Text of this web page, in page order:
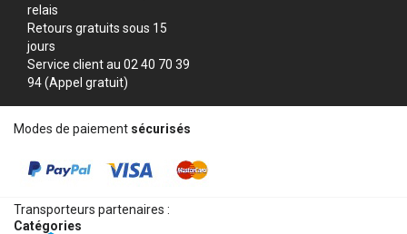
relais
Retours gratuits sous 15
jours
Service client au 02 40 70 39
94 (Appel gratuit)
Modes de paiement sécurisés
Transporteurs partenaires :
Catégories